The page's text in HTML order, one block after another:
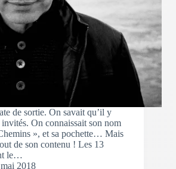
de sortie. On savait qu’il y
On connaissait son nom
», et sa pochette… Mais
de son contenu ! Les 13
le…
2018